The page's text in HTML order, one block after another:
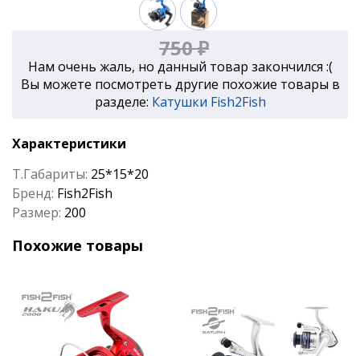
750 ₽
Нам очень жаль, но данный товар закончился :(
Вы можете посмотреть другие похожие товары в
разделе: Катушки Fish2Fish
Характеристики
Т.Габариты: 25*15*20
Бренд: Fish2Fish
Размер: 200
Похожие товары